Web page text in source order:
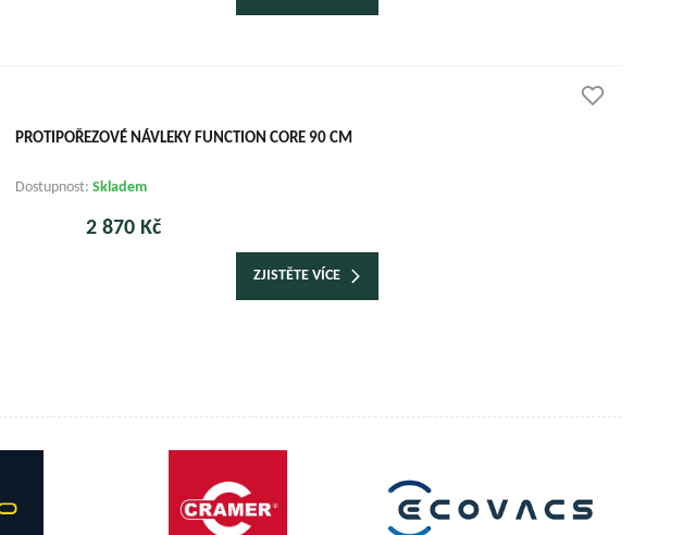
PROTIPOŘEZOVÉ NÁVLEKY FUNCTION CORE 90 CM
Dostupnost: Skladem
2 870 Kč
ZJISTĚTE VÍCE